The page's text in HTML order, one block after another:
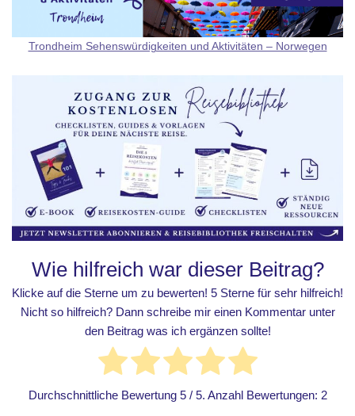
Trondheim Sehenswürdigkeiten und Aktivitäten – Norwegen
Wie hilfreich war dieser Beitrag?
Klicke auf die Sterne um zu bewerten! 5 Sterne für sehr hilfreich!
Nicht so hilfreich? Dann schreibe mir einen Kommentar unter
den Beitrag was ich ergänzen sollte!
Durchschnittliche Bewertung 5/ 5. Anzahl Bewertungen: 2